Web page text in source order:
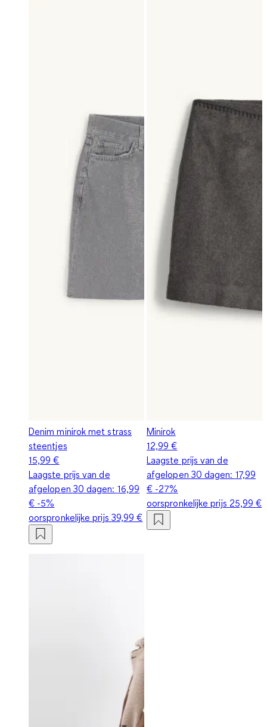
Denim minirok met strass
steentjes
15,99 €
Laagste prijs van de
afgelopen 30 dagen: 16,99
€ -5%
oorspronkelijke prijs 39,99 €
Minirok
12,99 €
Laagste prijs van de
afgelopen 30 dagen: 17,99
€ -27%
oorspronkelijke prijs 25,99 €